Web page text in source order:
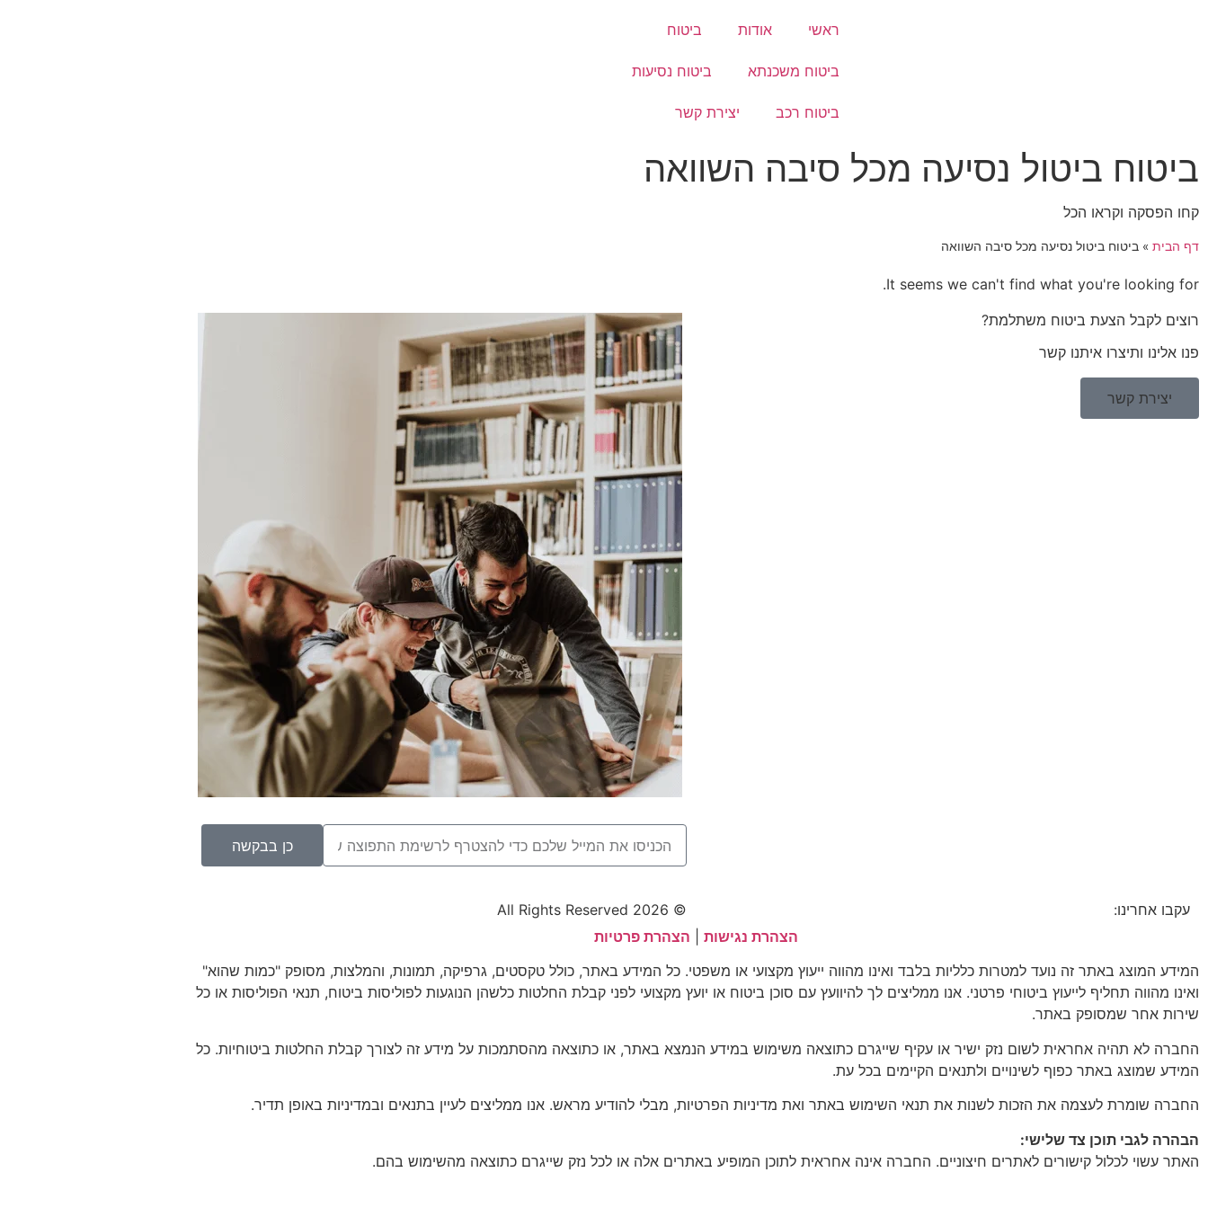
ראשי אודות ביטוח
ביטוח משכנתא ביטוח נסיעות
ביטוח רכב יצירת קשר
ביטוח ביטול נסיעה מכל סיבה השוואה
קחו הפסקה וקראו הכל
דף הבית » ביטוח ביטול נסיעה מכל סיבה השוואה
It seems we can't find what you're looking for.
רוצים לקבל הצעת ביטוח משתלמת?
פנו אלינו ותיצרו איתנו קשר
יצירת קשר
כן בבקשה
עקבו אחרינו:
© 2026 All Rights Reserved
הצהרת נגישות
הצהרת פרטיות
המידע המוצג באתר זה נועד למטרות כלליות בלבד ואינו מהווה ייעוץ מקצועי או משפטי. כל המידע באתר, כולל טקסטים, גרפיקה, תמונות, והמלצות, מסופק "כמות שהוא"
ואינו מהווה תחליף לייעוץ ביטוחי פרטני. אנו ממליצים לך להיוועץ עם סוכן ביטוח או יועץ מקצועי לפני קבלת החלטות כלשהן הנוגעות לפוליסות ביטוח, תנאי הפוליסות או כל
שירות אחר שמסופק באתר.
החברה לא תהיה אחראית לשום נזק ישיר או עקיף שייגרם כתוצאה משימוש במידע הנמצא באתר, או כתוצאה מהסתמכות על מידע זה לצורך קבלת החלטות ביטוחיות. כל
המידע שמוצג באתר כפוף לשינויים ולתנאים הקיימים בכל עת.
החברה שומרת לעצמה את הזכות לשנות את תנאי השימוש באתר ואת מדיניות הפרטיות, מבלי להודיע מראש. אנו ממליצים לעיין בתנאים ובמדיניות באופן תדיר.
הבהרה לגבי תוכן צד שלישי:
האתר עשוי לכלול קישורים לאתרים חיצוניים. החברה אינה אחראית לתוכן המופיע באתרים אלה או לכל נזק שייגרם כתוצאה מהשימוש בהם.